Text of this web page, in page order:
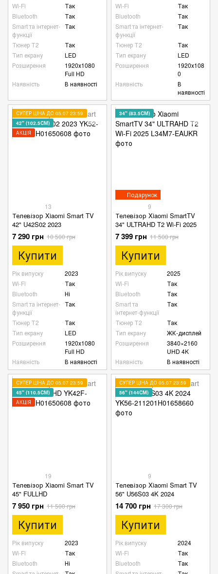
Wi-Fi
Так
Bluetooth
Так
Smart та інтернет-
функції
Так
Тюнер Т2
Так
Тип екрану
LED
Розширення
1920х1080
Full HD
Наявність
В наявності
Wi-Fi
Так
Bluetooth
Так
Smart та інтернет-
функції
Так
Тюнер Т2
Так
Тип екрану
LED
Розширення
1920х108
0
Наявність
В
наявності
СУПЕР ЦІНА ДО 05.07 23:59
42" (102.5СМ)
АКЦІЯ
13
Телевізор Xiaomi Smart TV
42" U42S02 2023
7 290 грн 10 500 грн
Купити
Рік випуску
2023
Wi-Fi
Так
Bluetooth
Ні
Smart та інтернет-
функції
Так
Тюнер Т2
Так
Тип екрану
LED
Розширення
1920х1080
Full HD
Наявність
В наявності
Подарунок
34" (83.5СМ)
9
Телевізор Xiaomi SmartTV
34" ULTRAHD T2 Wi-Fi 2025
7 399 грн 11 500 грн
Купити
Рік випуску
2025
Wi-Fi
Так
Bluetooth
Так
Smart та
інтернет-функції
Так
Тюнер Т2
Так
Тип екрану
ЖК-дисплей
Розширення
3840×2160
UHD 4K
Наявність
В наявності
СУПЕР ЦІНА ДО 05.07 23:59
45" (110.5СМ)
АКЦІЯ
19
Телевізор Xiaomi Smart TV
45" FULLHD
7 950 грн 11 500 грн
Купити
Рік випуску
2023
Wi-Fi
Так
Bluetooth
Ні
СУПЕР ЦІНА ДО 05.07 23:59
56" (144СМ)
9
Телевізор Xiaomi Smart TV
56" U56S03 4K 2024
14 700 грн 17 300 грн
Купити
Рік випуску
2024
Wi-Fi
Так
Bluetooth
Так